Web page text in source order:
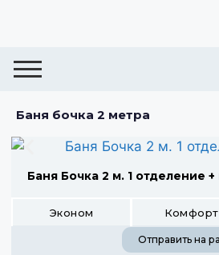
Баня бочка 2 метра
Баня Бочка 2 м. 1 отделение
Эконом Комфорт
Отправить на